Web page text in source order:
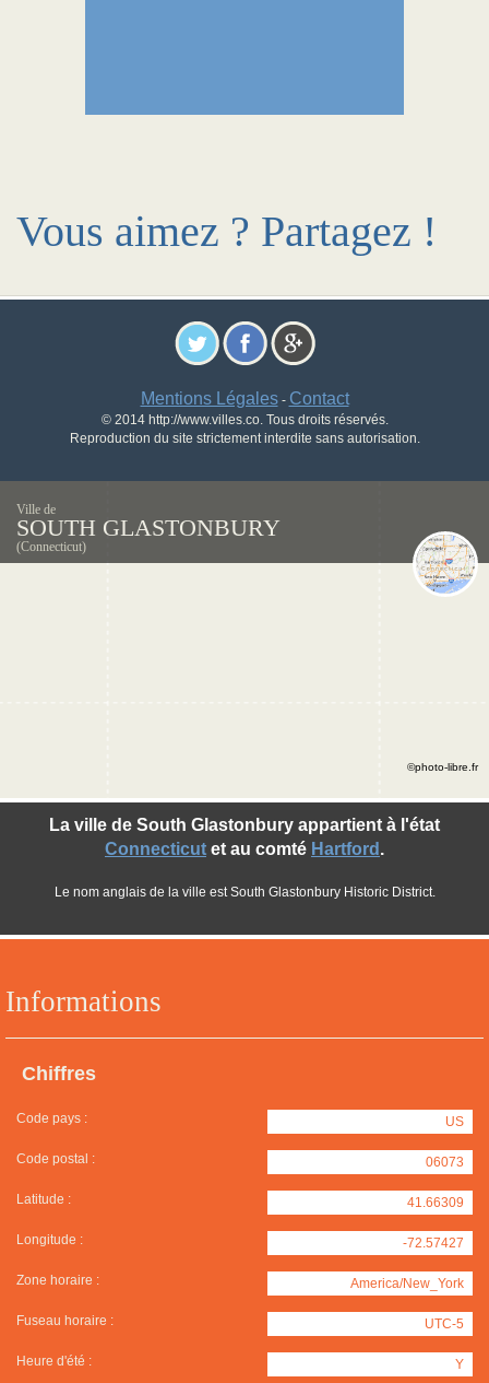
Vous aimez ? Partagez !
Mentions Légales- Contact
© 2014 http://www.villes.co. Tous droits réservés.
Reproduction du site strictement interdite sans autorisation.
Ville de
SOUTH GLASTONBURY
(Connecticut)
Informations
Chiffres
Code pays : US
Code postal : 06073
Latitude : 41.66309
Longitude : -72.57427
Zone horaire : America/New_York
Fuseau horaire : UTC-5
Heure d'été : Y
La ville de South Glastonbury appartient à l'état
Connecticut et au comté Hartford .
Le nom anglais de la ville est South Glastonbury Historic District.
©photo-libre.fr